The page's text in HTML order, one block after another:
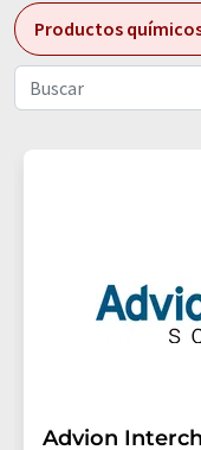
Productos
Advion